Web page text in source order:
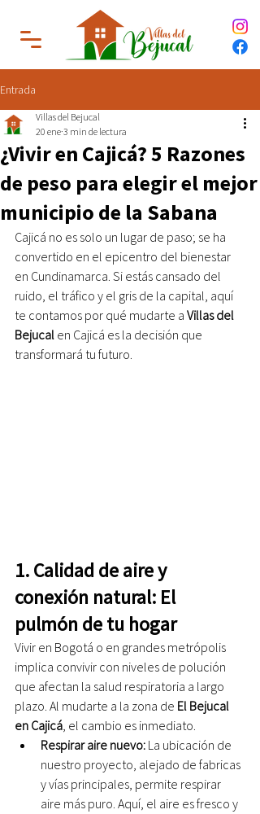
Entrada
¿Vivir en Cajicá? 5 Razones
de peso para elegir el mejor
municipio de la Sabana
Villas del Bejucal
20 ene 3 min de lectura
Cajicá no es solo un lugar de paso; se ha
convertido en el epicentro del bienestar
en Cundinamarca. Si estás cansado del
ruido, el tráfico y el gris de la capital, aquí
te contamos por qué mudarte a Villas del
Bejucal en Cajicá es la decisión que
transformará tu futuro.
1. Calidad de aire y
conexión natural: El
pulmón de tu hogar
Vivir en Bogotá o en grandes metrópolis
implica convivir con niveles de polución
que afectan la salud respiratoria a largo
plazo. Al mudarte a la zona de El Bejucal
en Cajicá, el cambio es inmediato.
Respirar aire nuevo: La ubicación de
nuestro proyecto, alejado de fabricas
y vías principales, permite respirar
aire más puro. Aquí, el aire es fresco y